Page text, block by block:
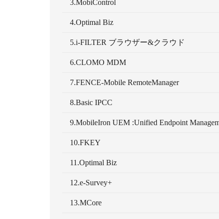
3.MobiControl
4.Optimal Biz
5.i-FILTER ブラウザー&クラウド
6.CLOMO MDM
7.FENCE-Mobile RemoteManager
8.Basic IPCC
9.MobileIron UEM :Unified Endpoint
10.FKEY
11.Optimal Biz
12.e-Survey+
13.MCore